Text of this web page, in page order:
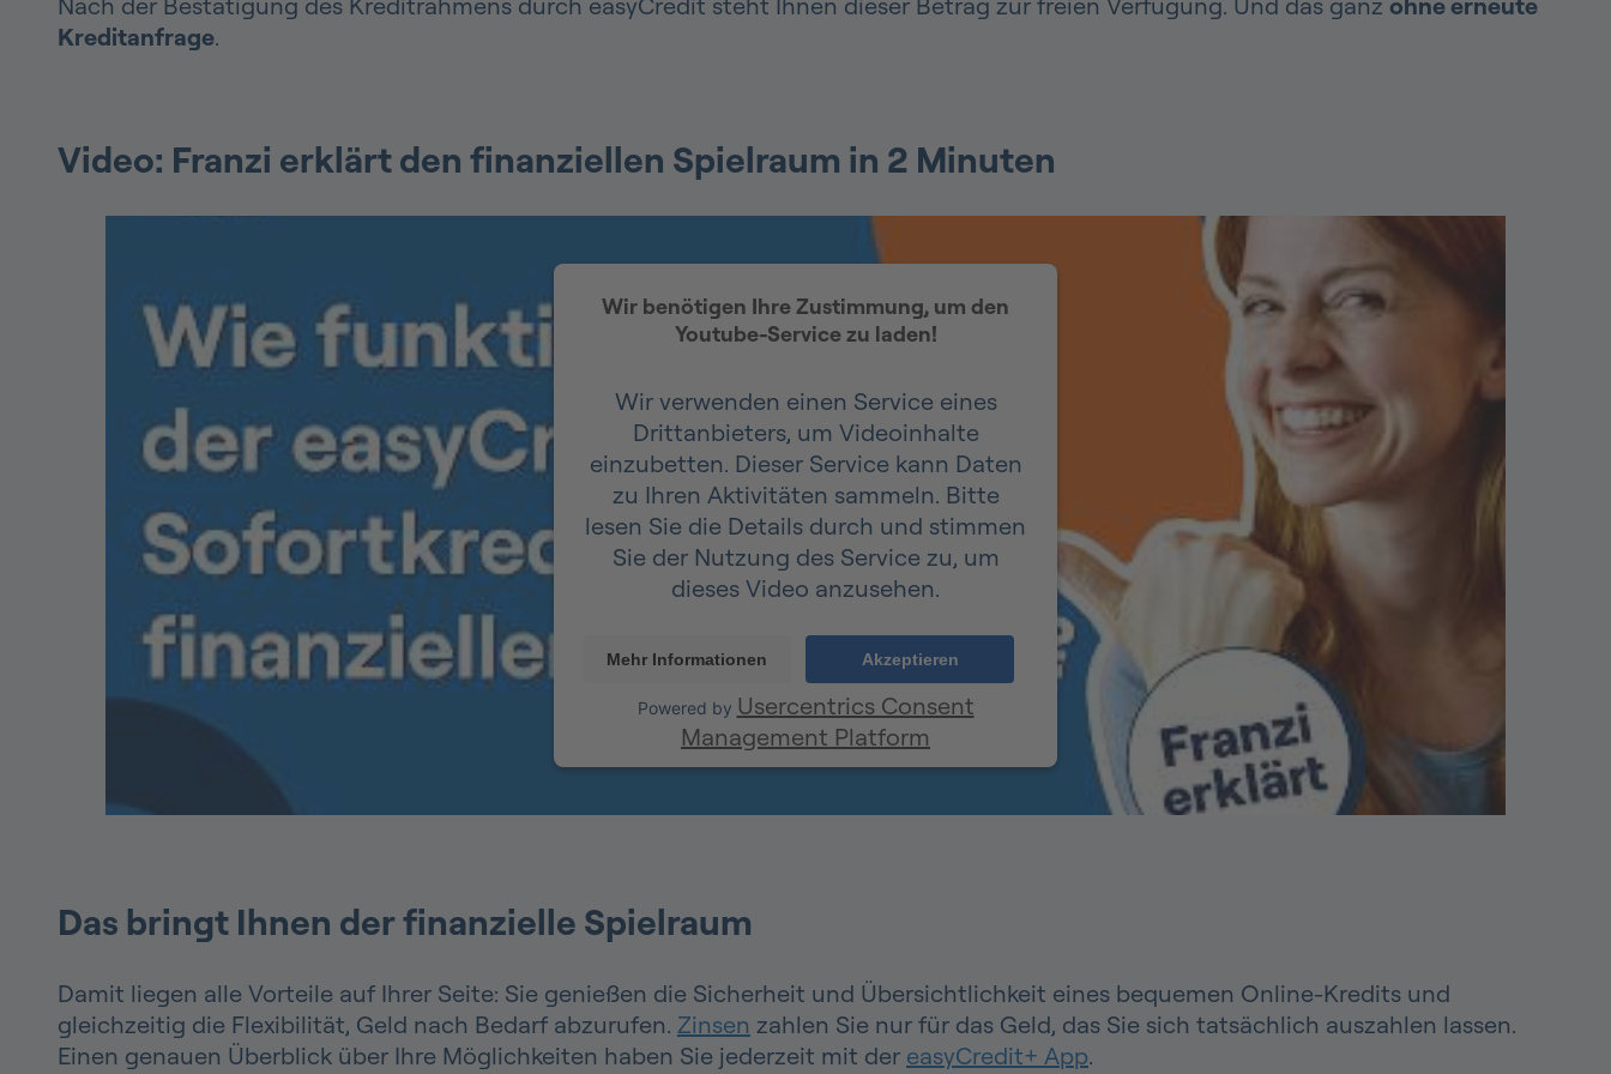
Kreditanfrage.
Video: Franzi erklärt den finanziellen Spielraum in 2 Minuten
Wir benötigen Ihre Zustimmung, um den
Youtube-Service zu laden!
Wir verwenden einen Service eines
Drittanbieters, um Videoinhalte
einzubetten. Dieser Service kann Daten
zu Ihren Aktivitäten sammeln. Bitte
lesen Sie die Details durch und stimmen
Sie der Nutzung des Service zu, um
dieses Video anzusehen.
Mehr Informationen Akzeptieren
Powered by Usercentrics Consent
Management Platform
Das bringt Ihnen der finanzielle Spielraum
Damit liegen alle Vorteile auf Ihrer Seite: Sie genießen die Sicherheit und Übersichtlichkeit eines bequemen Online-Kredits und
gleichzeitig die Flexibilität, Geld nach Bedarf abzurufen. Zinsen zahlen Sie nur für das Geld, das Sie sich tatsächlich auszahlen lassen.
Einen genauen Überblick über Ihre Möglichkeiten haben Sie jederzeit mit der easyCredit+ App.